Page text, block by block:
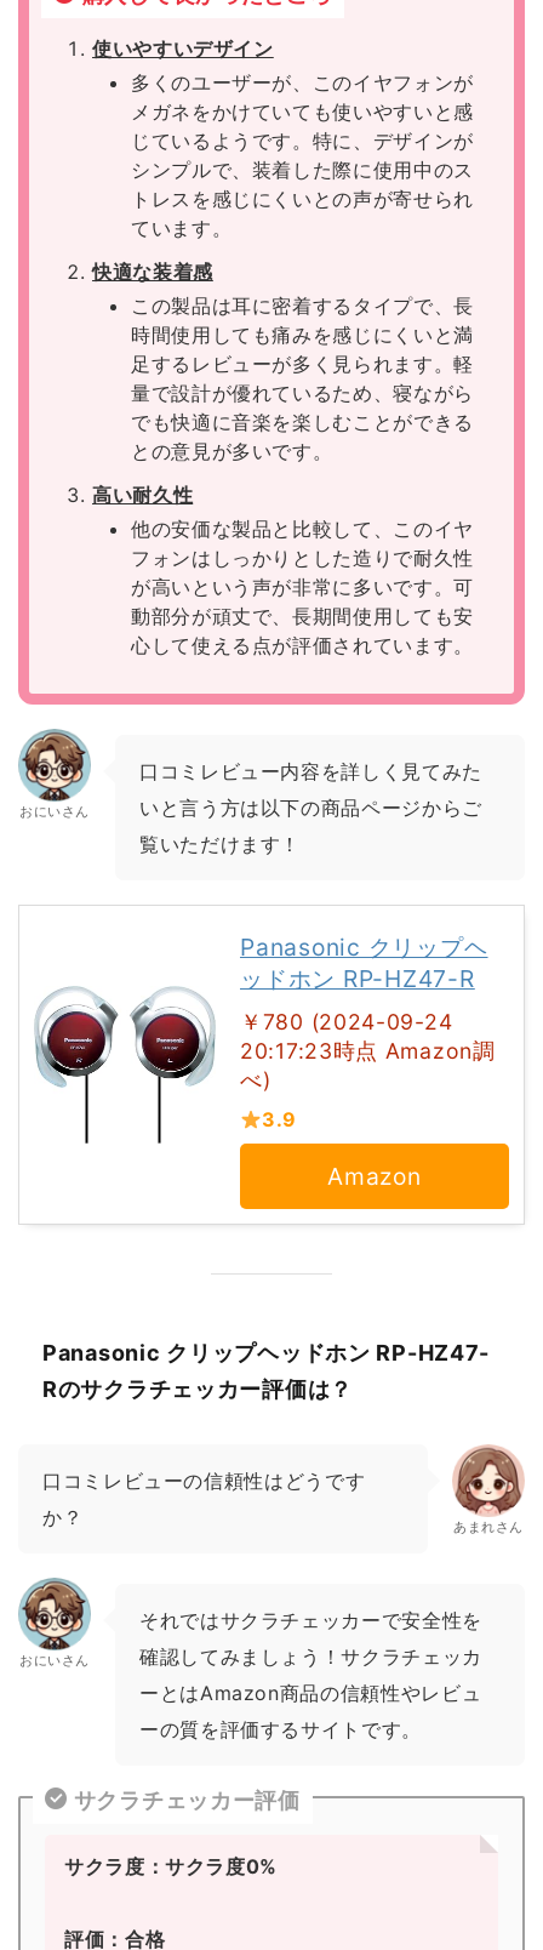
使いやすいデザイン
多くのユーザーが、このイヤフォンが
メガネをかけていても使いやすいと感
じているようです。特に、デザインが
シンプルで、装着した際に使用中のス
トレスを感じにくいとの声が寄せられ
ています。
快適な装着感
この製品は耳に密着するタイプで、長
時間使用しても痛みを感じにくいと満
足するレビューが多く見られます。軽
量で設計が優れているため、寝ながら
でも快適に音楽を楽しむことができる
との意見が多いです。
高い耐久性
他の安価な製品と比較して、このイヤ
フォンはしっかりとした造りで耐久性
が高いという声が非常に多いです。可
動部分が頑丈で、長期間使用しても安
心して使える点が評価されています。
おにいさん
口コミレビュー内容を詳しく見てみた
いと言う方は以下の商品ページからご
覧いただけます！
Panasonic クリップヘ
ッドホン RP-HZ47-R
￥780 (2024-09-24
20:17:23時点 Amazon調
べ)
3.9
Amazon
Panasonic クリップヘッドホン RP-HZ47-
Rのサクラチェッカー評価は？
口コミレビューの信頼性はどうです
か？
あまれさん
おにいさん
それではサクラチェッカーで安全性を
確認してみましょう！サクラチェッカ
ーとはAmazon商品の信頼性やレビュ
ーの質を評価するサイトです。
サクラチェッカー評価
サクラ度：サクラ度0%
評価：合格